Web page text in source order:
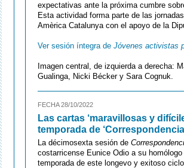
expectativas ante la próxima cumbre
Esta actividad forma parte de las
Amèrica Catalunya con el apoyo de la
Ver sesión íntegra de Jóvenes activistas
Imagen central, de izquierda a derecha:
Gualinga, Nicki Bécker y Sara Cognuk.
FECHA 28/10/2022
Las cartas ‘maravillosas y
temporada de
La décimosexta sesión de
costarricense Eunice Odio a su
temporada de este longevo y exitoso